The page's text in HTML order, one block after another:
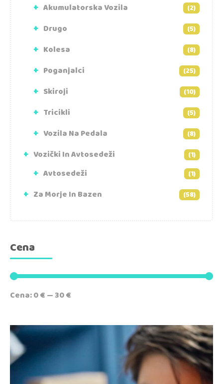
Akumulatorska Vozila (2)
Drugo (5)
Kolesa (8)
Poganjalci (25)
Skiroji (10)
Tricikli (5)
Vozila Na Pedala (8)
Vozički In Avtosedeži (1)
Avtosedeži (1)
Za Morje In Bazen (58)
Cena
Cena:0 €—30 €